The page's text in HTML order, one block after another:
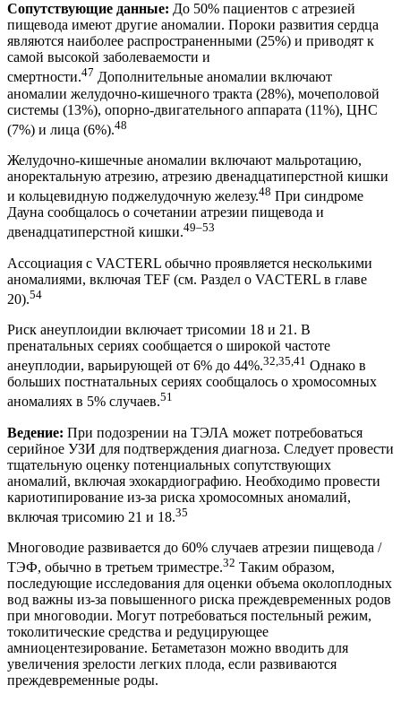
Сопутствующие данные: До 50% пациентов с атрезией
пищевода имеют другие аномалии. Пороки развития сердца
являются наиболее распространенными (25%) и приводят к
самой высокой заболеваемости и
смертности.47 Дополнительные аномалии включают
аномалии желудочно-кишечного тракта (28%), мочеполовой
системы (13%), опорно-двигательного аппарата (11%), ЦНС
(7%) и лица (6%).48
Желудочно-кишечные аномалии включают мальротацию,
аноректальную атрезию, атрезию двенадцатиперстной кишки
и кольцевидную поджелудочную железу.48 При синдроме
Дауна сообщалось о сочетании атрезии пищевода и
двенадцатиперстной кишки.49–53
Ассоциация с VACTERL обычно проявляется несколькими
аномалиями, включая TEF (см. Раздел о VACTERL в главе
20).54
Риск анеуплоидии включает трисомии 18 и 21. В
пренатальных сериях сообщается о широкой частоте
анеуплодии, варьирующей от 6% до 44%.32,35,41 Однако в
больших постнатальных сериях сообщалось о хромосомных
аномалиях в 5% случаев.51
Ведение: При подозрении на ТЭЛА может потребоваться
серийное УЗИ для подтверждения диагноза. Следует провести
тщательную оценку потенциальных сопутствующих
аномалий, включая эхокардиографию. Необходимо провести
кариотипирование из-за риска хромосомных аномалий,
включая трисомию 21 и 18.35
Многоводие развивается до 60% случаев атрезии пищевода /
ТЭФ, обычно в третьем триместре.32 Таким образом,
последующие исследования для оценки объема околоплодных
вод важны из-за повышенного риска преждевременных родов
при многоводии. Могут потребоваться постельный режим,
токолитические средства и редуцирующее
амниоцентезирование. Бетаметазон можно вводить для
увеличения зрелости легких плода, если развиваются
преждевременные роды.